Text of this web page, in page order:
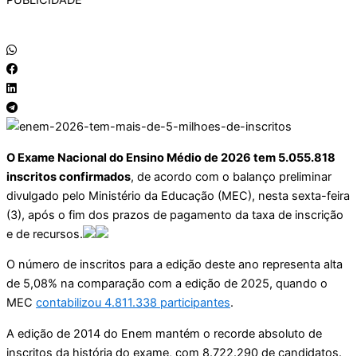
O Exame Nacional do Ensino Médio de 2026 tem 5.055.818
inscritos confirmados, de acordo com o balanço preliminar
divulgado pelo Ministério da Educação (MEC), nesta sexta-feira
(3), após o fim dos prazos de pagamento da taxa de inscrição
e de recursos.
O número de inscritos para a edição deste ano representa alta
de 5,08% na comparação com a edição de 2025, quando o
MEC contabilizou 4.811.338 participantes.
A edição de 2014 do Enem mantém o recorde absoluto de
inscritos da história do exame, com 8.722.290 de candidatos.